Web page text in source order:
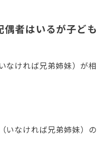
偶者はいるが子ども
なければ兄弟姉妹）が相
いなければ兄弟姉妹）の